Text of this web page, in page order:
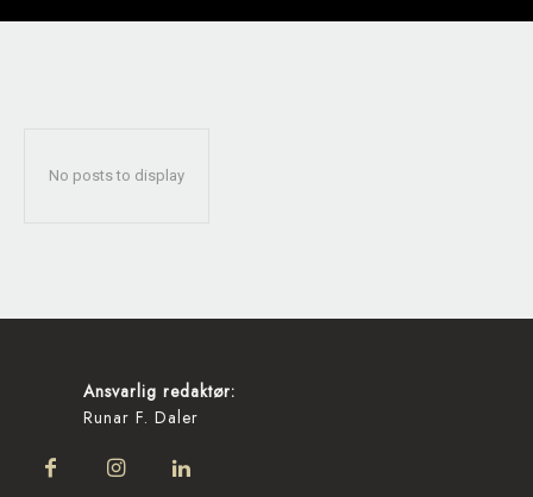
No posts to display
Ansvarlig redaktør:
Runar F. Daler